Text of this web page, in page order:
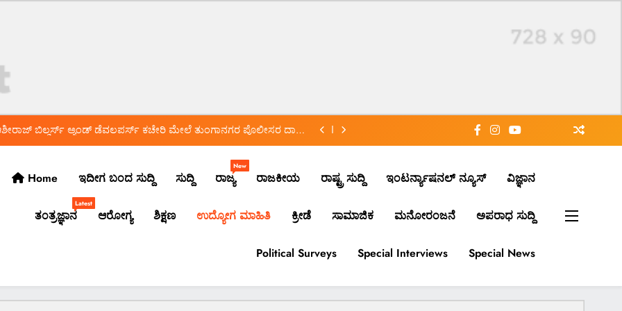
ಹೈಕೋರ್ಟ್* *ಡಾ.ಅಶ್ವಿನ್ ಹೆಬ್ಬಾರ್ ಮತ್ತು ಡಾ.ವಿರುಪಾಕ್ಷಪ್ಪ ಮುಂದಿನ ಕಥೆ ಏನು?*
ಬಿಲ್ಡರ್ಸ್ ಅ್ಯಂಡ್ ಡೆವಲಪರ್ಸ್ ಕಚೇರಿ ಮೇಲೆ ತುಂಗಾನಗರ ಪೊಲೀಸರ ದಾಳಿ*
ಅದ್ಧೂರಿ ಸ್ವಾಗತ ಬೇಡ: ಸಚಿವ ಮಧು ಬಂಗಾರಪ್ಪ ಸೂಚನೆ
*ಬ್ಯಾಂಕ್ ಸಿಬ್ಬಂದಿಯಿಂದಲೇ ನಕಲಿ ಚಿನ್ನ ಅಡವಿಟ್ಟು 1.5 ಕೋಟಿ ರೂ. ವಂಚನೆ!*
*ಡಾ.ಅಶ್ವಿನ್ ಹೆಬ್ಬಾರ್ ಅಮಾನತು ವಾಪಸ್ ಆದೇಶ ರದ್ದು* *ಲೈಂಗಿಕ ಕಿರುಕುಳ
ಹೈಕೋರ್ಟ್* *ಡಾ.ಅಶ್ವಿನ್ ಹೆಬ್ಬಾರ್ ಮತ್ತು ಡಾ.ವಿರುಪಾಕ್ಷಪ್ಪ ಮುಂದಿನ ಕಥೆ ಏನು?*
ಬಿಲ್ಡರ್ಸ್ ಅ್ಯಂಡ್ ಡೆವಲಪರ್ಸ್ ಕಚೇರಿ ಮೇಲೆ ತುಂಗಾನಗರ ಪೊಲೀಸರ ದಾಳಿ*
*ಯಾಕೆ ನಡೆದಿದೆ ದಾಳಿ? ಅಲ್ಲಿ ಸಿಕ್ಕಿದ್ದೇನು?*
*ಬ್ಯಾಂಕ್ ಸಿಬ್ಬಂದಿಯಿಂದಲೇ ನಕಲಿ ಚಿನ್ನ ಅಡವಿಟ್ಟು 1.5 ಕೋಟಿ ರೂ. ವಂಚನೆ!*
Home ಇದೀಗ ಬಂದ ಸುದ್ದಿ ಸುದ್ದಿ ರಾಜ್ಯ
New
ರಾಜಕೀಯ ರಾಷ್ಟ್ರ ಸುದ್ದಿ ಇಂಟರ್ನ್ಯಾಷನಲ್ ನ್ಯೂಸ್ ವಿಜ್ಞಾನ
ತಂತ್ರಜ್ಞಾನ
Latest
ಆರೋಗ್ಯ ಶಿಕ್ಷಣ ಉದ್ಯೋಗ ಮಾಹಿತಿ ಕ್ರೀಡೆ ಸಾಮಾಜಿಕ ಮನೋರಂಜನೆ ಅಪರಾಧ ಸುದ್ದಿ
Political Surveys Special Interviews Special News